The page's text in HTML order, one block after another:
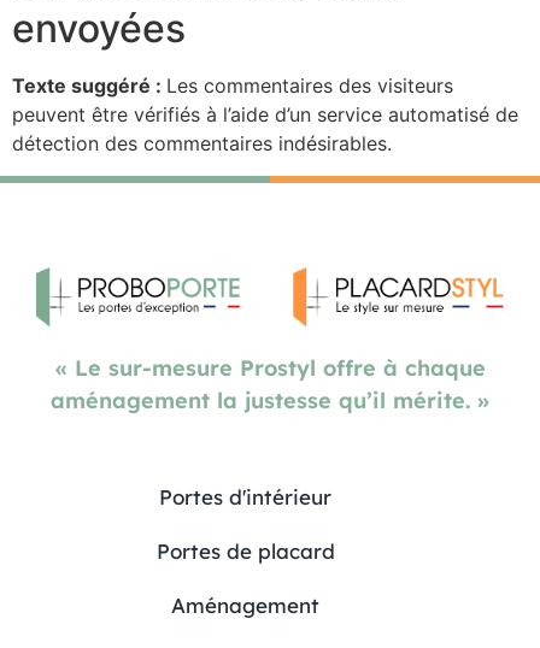
envoyées
Texte suggéré : Les commentaires des visiteurs
peuvent être vérifiés à l’aide d’un service automatisé de
détection des commentaires indésirables.
« Le sur-mesure Prostyl offre à chaque
aménagement la justesse qu’il mérite. »
Portes d'intérieur
Portes de placard
Aménagement